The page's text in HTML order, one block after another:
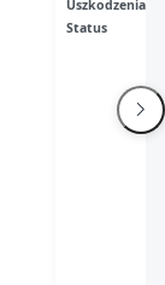
Uszkodzenia
Status